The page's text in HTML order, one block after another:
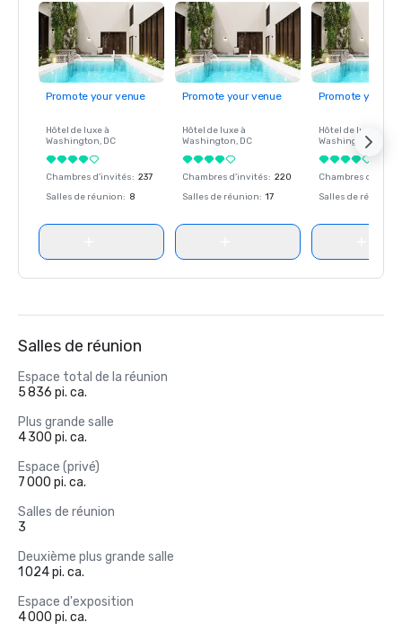
Promote your venue
Hôtel de luxe à
Washington, DC
Chambres d'invités: 237
Salles de réunion: 8
Promote your venue
Hôtel de luxe à
Washington, DC
Chambres d'invités: 220
Salles de réunion: 17
Promote your
Hôtel de luxe à
Washington
Chambres
Salles de réunion
Salles de réunion
Espace total de la réunion
5 836 pi. ca.
Plus grande salle
4 300 pi. ca.
Espace (privé)
7 000 pi. ca.
Salles de réunion
3
Deuxième plus grande salle
1 024 pi. ca.
Espace d'exposition
4 000 pi. ca.